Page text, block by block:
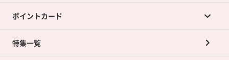
店舗買取について
ネット買取について
ポイントカード
ポイントカードTOP
特集一覧